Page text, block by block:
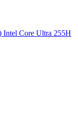
Intel Core Ultra 255H